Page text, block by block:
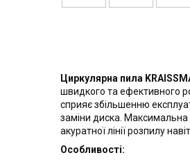
Циркулярна пила
швидкого та ефективного
сприяє збільшенню
заміни диска.
акуратної лінії розпилу
Особливості: